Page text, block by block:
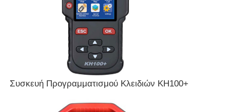
Αρχική Σελίδα
Σχετικά με εμάς
Συσκευή Προγραμματισμού Κλειδιών KH100+